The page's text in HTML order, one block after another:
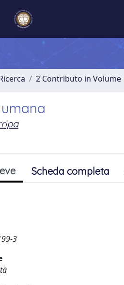
2 Contributo in Volume
Scheda completa
3